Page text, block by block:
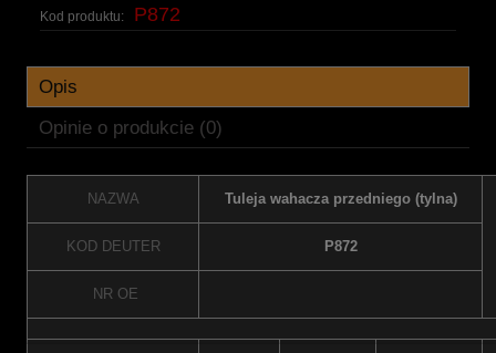
Kod produktu:
P872
Opis
Opinie o produkcie (0)
NAZWA Tuleja wahacza przedniego (tylna)
KOD DEUTER P872
NR OE